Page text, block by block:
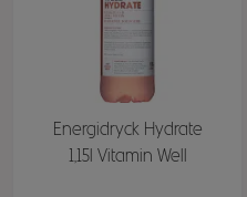
Energidryck Hydrate
1,15l Vitamin Well